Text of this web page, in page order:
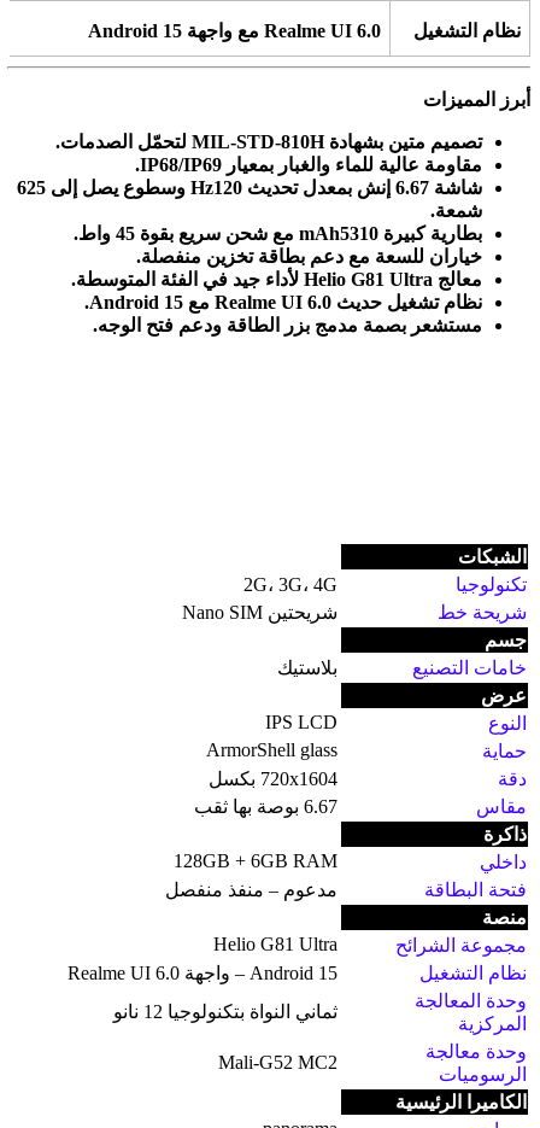
نظام التشغيل Android 15 مع واجهة Realme UI 6.0
أبرز المميزات
تصميم متين بشهادة MIL-STD-810H لتحمّل الصدمات.
مقاومة عالية للماء والغبار بمعيار
شاشة 6.67 إنش بمعدل تحديث 120
Hz
وسطوع يصل إلى 625
شمعة.
بطارية كبيرة 5310
mAh مع شحن سريع بقوة 45 واط
.
خياران للسعة مع دعم بطاقة تخزين منفصلة.
معالج
لأداء جيد في الفئة المتوسطة.
نظام تشغيل حديث
مع Realme UI 6.0.
مستشعر بصمة مدمج بزر الطاقة ودعم فتح الوجه.
الشبكات
تكنولوجيا
2G، 3G، 4G
شريحة خط
شريحتين Nano SIM
جسم
خامات التصنيع
بلاستيك
عرض
النوع
IPS LCD
حماية
ArmorShell glass
دقة
720x1604 بكسل
مقاس
6.67 بوصة بها ثقب
ذاكرة
داخلي
128GB + 6GB RAM
فتحة البطاقة
مدعوم – منفذ منفصل
منصة
مجموعة الشرائح
Helio G81 Ultra
نظام التشغيل
Android 15 – واجهة Realme UI 6.0
وحدة المعالجة
المركزية
ثماني النواة بتكنولوجيا 12 نانو
وحدة معالجة
الرسوميات
Mali-G52 MC2
الكاميرا الرئيسية